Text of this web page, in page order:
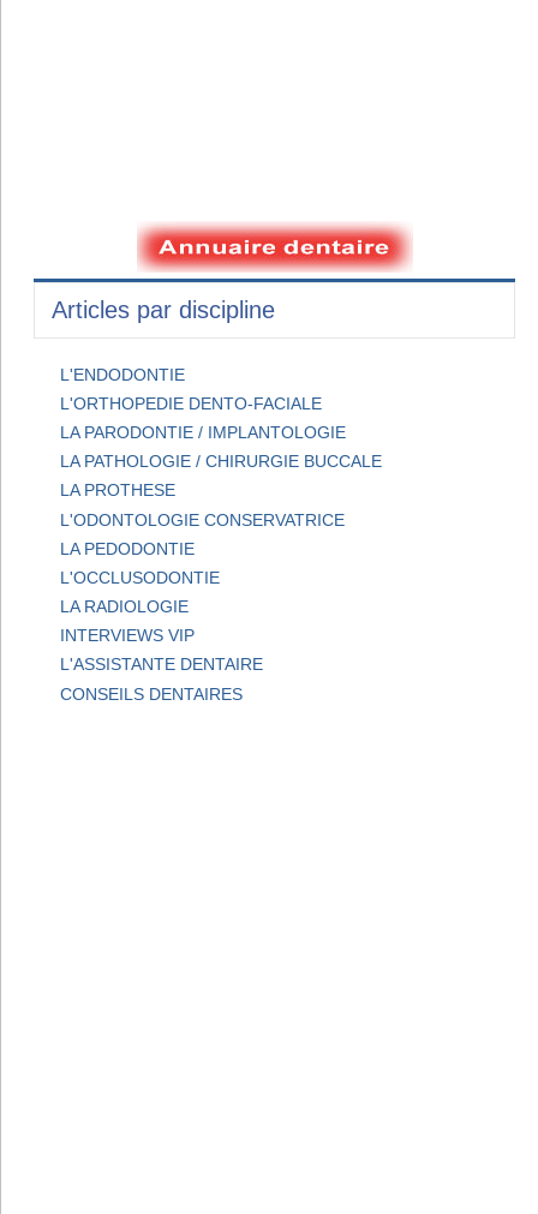
Articles par discipline
L'ENDODONTIE
L'ORTHOPEDIE DENTO-FACIALE
LA PARODONTIE / IMPLANTOLOGIE
LA PATHOLOGIE / CHIRURGIE BUCCALE
LA PROTHESE
L'ODONTOLOGIE CONSERVATRICE
LA PEDODONTIE
L'OCCLUSODONTIE
LA RADIOLOGIE
INTERVIEWS VIP
L'ASSISTANTE DENTAIRE
CONSEILS DENTAIRES